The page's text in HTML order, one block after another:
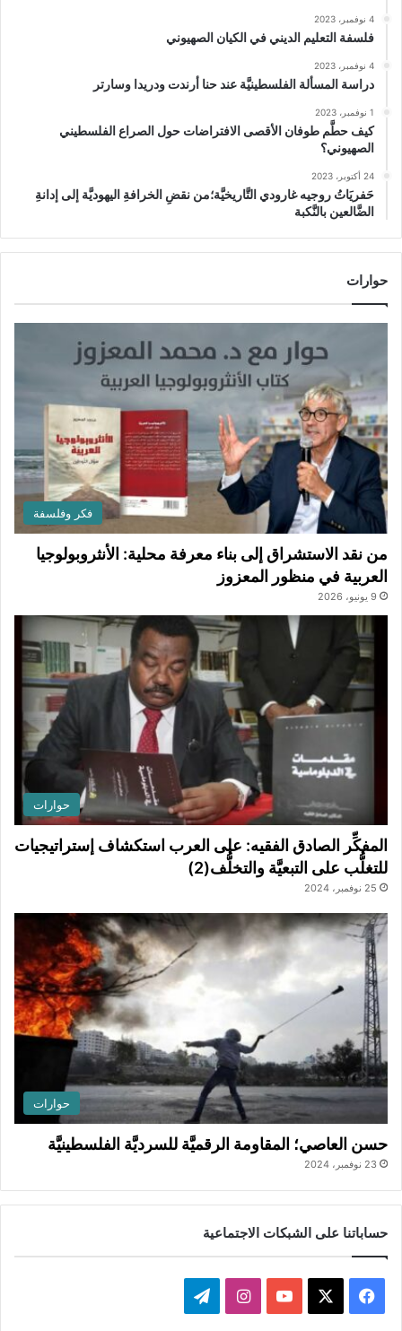
4 نوفمبر، 2023
فلسفة التعليم الديني في الكيان الصهيوني
4 نوفمبر، 2023
دراسة المسألة الفلسطينيَّة عند حنا أرندت ودريدا وسارتر
1 نوفمبر، 2023
كيف حطَّم طوفان الأقصى الافتراضات حول الصراع الفلسطيني
الصهيوني؟
24 أكتوبر، 2023
حَفريَاتُ روجيه غارودي التَّاريخيَّة؛من نقضِ الخرافةِ اليهوديَّة إلى إدانةِ
الضَّالعين بالنَّكبة
حوارات
فكر وفلسفة
من نقد الاستشراق إلى بناء معرفة محلية: الأنثروبولوجيا
العربية في منظور المعزوز
9 يونيو، 2026
حوارات
المفكِّر الصادق الفقيه: على العرب استكشاف إستراتيجيات
للتغلُّب على التبعيَّة والتخلُّف(2)
25 نوفمبر، 2024
حوارات
حسن العاصي؛ المقاومة الرقميَّة للسرديَّة الفلسطينيَّة
23 نوفمبر، 2024
حساباتنا على الشبكات الاجتماعية